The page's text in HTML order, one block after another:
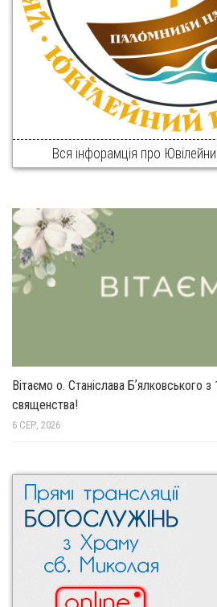
Вся інфорамція про
Вітаємо о. Станіслава Бʼялковського
священства!
6 СЕР, 2026